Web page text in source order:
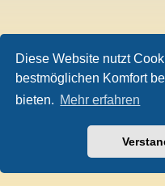
Diese Website nutzt
bestmöglichen Komfort
bieten. Mehr erfahren